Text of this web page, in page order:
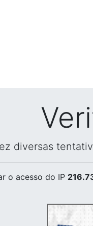
diversas
o acesso do IP